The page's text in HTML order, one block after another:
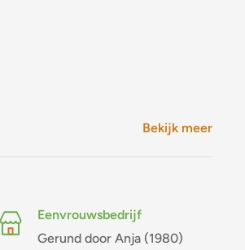
Bekijk meer
Eenvrouwsbedrijf
Gerund door Anja (1980)